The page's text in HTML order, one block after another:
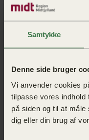
Samtykke
Denne side bruger
Vi anvender cookies
tilpasse vores
på siden og til at
dig eller din brug af
I Region Midtjyllands
et af de fire
praktikpladser.